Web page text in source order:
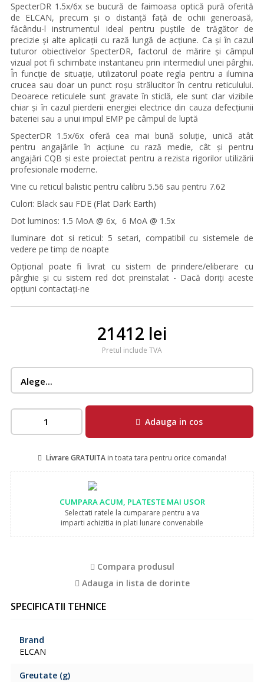
SpecterDR 1.5x/6x se bucură de faimoasa optică pură oferită
de ELCAN, precum și o distanță față de ochii generoasă,
făcându-l instrumentul ideal pentru puștile de trăgător de
precizie și alte aplicații cu rază lungă de acțiune. Ca și în cazul
tuturor obiectivelor SpecterDR, factorul de mărire și câmpul
vizual pot fi schimbate instantaneu prin intermediul unei pârghii.
În funcție de situație, utilizatorul poate regla pentru a ilumina
crucea sau doar un punct roșu strălucitor în centru reticulului.
Deoarece reticulele sunt gravate în sticlă, ele sunt clar vizibile
chiar și în cazul pierderii energiei electrice din cauza defecțiunii
bateriei sau a unui impul EMP pe câmpul de luptă
SpecterDR 1.5x/6x oferă cea mai bună soluție, unică atât
pentru angajările în acțiune cu rază medie, cât și pentru
angajări CQB și este proiectat pentru a rezista rigorilor utilizării
profesionale moderne.
Vine cu reticul balistic pentru calibru 5.56 sau pentru 7.62
Culori: Black sau FDE (Flat Dark Earth)
Dot luminos: 1.5 MoA @ 6x, 6 MoA @ 1.5x
Iluminare dot si reticul: 5 setari, compatibil cu sistemele de
vedere pe timp de noapte
Opțional poate fi livrat cu sistem de prindere/eliberare cu
pârghie și cu sistem red dot preinstalat - Dacă doriți aceste
opțiuni contactați-ne
21412 lei
Pretul include TVA
Adauga in cos
Livrare GRATUITA in toata tara pentru orice comanda!
CUMPARA ACUM, PLATESTE MAI USOR
Selectati ratele la cumparare pentru a va
imparti achizitia in plati lunare convenabile
Compara produsul
Adauga in lista de dorinte
SPECIFICATII TEHNICE
Brand
ELCAN
Greutate (g)